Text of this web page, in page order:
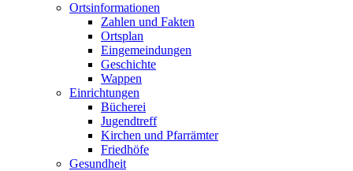
Ortsinformationen
Zahlen und Fakten
Ortsplan
Eingemeindungen
Geschichte
Wappen
Einrichtungen
Bücherei
Jugendtreff
Kirchen und Pfarrämter
Friedhöfe
Gesundheit